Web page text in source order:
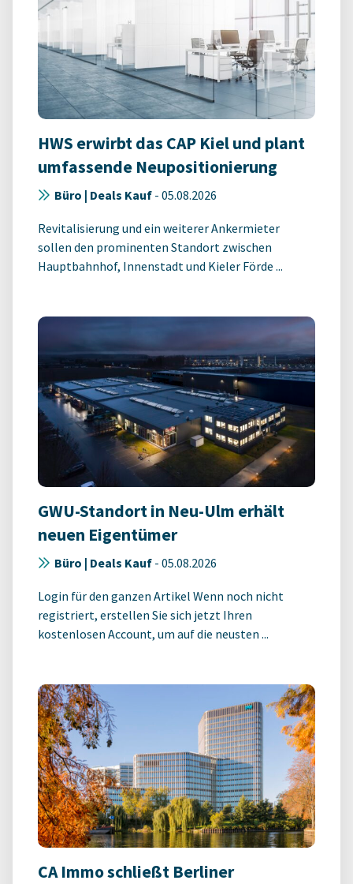
HWS erwirbt das CAP Kiel und plant
umfassende Neupositionierung
Büro | Deals Kauf - 05.08.2026
Revitalisierung und ein weiterer Ankermieter
sollen den prominenten Standort zwischen
Hauptbahnhof, Innenstadt und Kieler Förde ...
GWU-Standort in Neu-Ulm erhält
neuen Eigentümer
Büro | Deals Kauf - 05.08.2026
Login für den ganzen Artikel Wenn noch nicht
registriert, erstellen Sie sich jetzt Ihren
kostenlosen Account, um auf die neusten ...
CA Immo schließt Berliner